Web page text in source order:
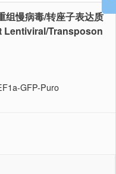
Expression Plasmid Vector
组慢病毒/转座子表达质
Lentiviral/Transposon
GFP-Puro